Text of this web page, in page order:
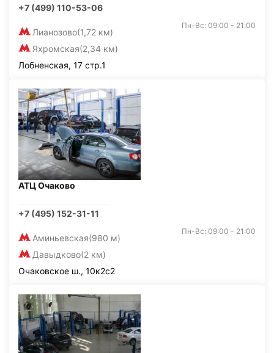
+7 (499) 110-53-06
Лианозово(1,72 км)
Яхромская(2,34 км)
Пн-Вс: 09:00 - 21:00
Лобненская, 17 стр.1
АТЦ Очаково
+7 (495) 152-31-11
Аминьевская(980 м)
Давыдково(2 км)
Пн-Вс: 09:00 - 21:00
Очаковское ш., 10к2с2